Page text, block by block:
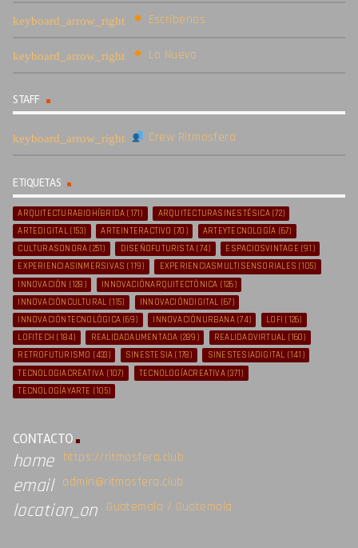
Escríbenos
Lo Nuevo
STAFF
Crew Ritmosfera
ETIQUETAS
ARQUITECTURABIOHÍBRIDA (171) ARQUITECTURASINESTÉSICA(72)
ARTEDIGITAL(153) ARTEINTERACTIVO (70) ARTEYTECNOLOGÍA (67)
CULTURASONORA (251) DISEÑOFUTURISTA (74) ESPACIOSVINTAGE (91)
EXPERIENCIASINMERSIVAS (119) EXPERIENCIASMULTISENSORIALES (105)
INNOVACIÓN (128) INNOVACIÓNARQUITECTÓNICA (126)
INNOVACIÓNCULTURAL (115) INNOVACIÓNDIGITAL (67)
INNOVACIÓNTECNOLÓGICA (69) INNOVACIÓNURBANA(74) LOFI (126)
LOFITECH (184) REALIDADAUMENTADA (289) REALIDADVIRTUAL (160)
RETROFUTURISMO (433) SINESTESIA (178) SINESTESIADIGITAL (141)
TECNOLOGIACREATIVA (107) TECNOLOGÍACREATIVA(371)
TECNOLOGÍAYARTE (105)
CONTACTO
home https://ritmosfera.club
email admin@ritmosfera.club
location_on Guatemala / Guatemala